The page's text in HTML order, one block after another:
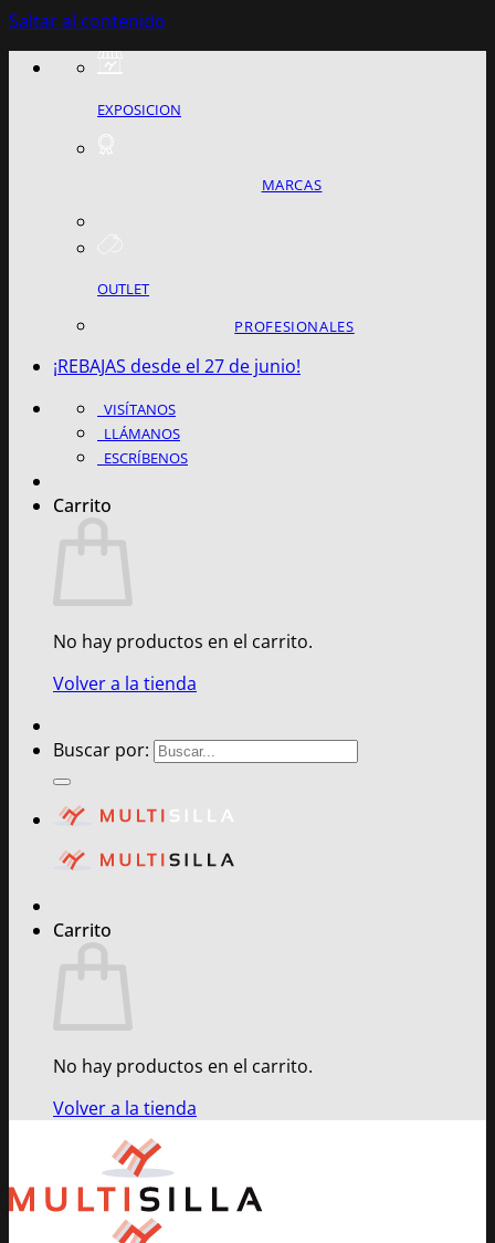
Saltar al contenido
EXPOSICION
MARCAS
OUTLET
PROFESIONALES
¡REBAJAS desde el 27 de junio!
VISÍTANOS
LLÁMANOS
ESCRÍBENOS
Carrito
No hay productos en el carrito.
Volver a la tienda
Buscar por:
Carrito
No hay productos en el carrito.
Volver a la tienda